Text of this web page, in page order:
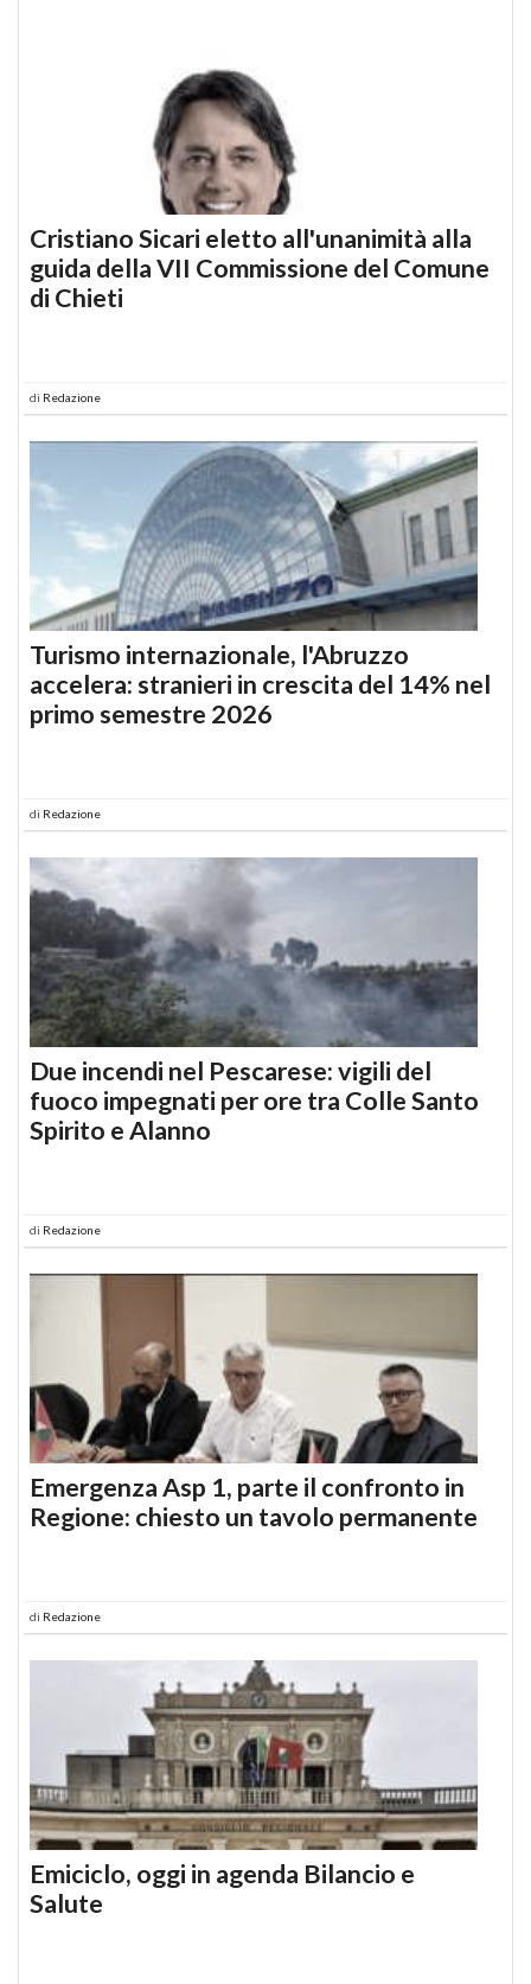
Cristiano Sicari eletto all'unanimità alla
guida della VII Commissione del Comune
di Chieti
di Redazione
Turismo internazionale, l'Abruzzo
accelera: stranieri in crescita del 14% nel
primo semestre 2026
di Redazione
Due incendi nel Pescarese: vigili del
fuoco impegnati per ore tra Colle Santo
Spirito e Alanno
di Redazione
Emergenza Asp 1, parte il confronto in
Regione: chiesto un tavolo permanente
di Redazione
Emiciclo, oggi in agenda Bilancio e
Salute